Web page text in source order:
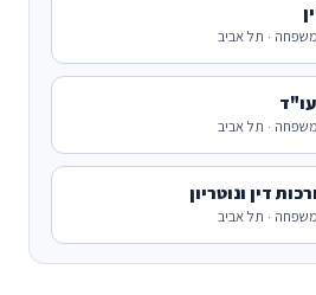
· תל אביב
· תל אביב
דין ונוטריון
· תל אביב